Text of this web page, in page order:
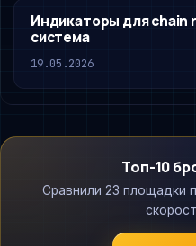
Индикаторы для chain
система
19.05.2026
Топ-10
Сравнили 23 площадки